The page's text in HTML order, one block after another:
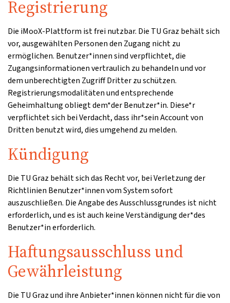
Registrierung
Die iMooX-Plattform ist frei nutzbar. Die TU Graz behält sich
vor, ausgewählten Personen den Zugang nicht zu
ermöglichen. Benutzer*innen sind verpflichtet, die
Zugangsinformationen vertraulich zu behandeln und vor
dem unberechtigten Zugriff Dritter zu schützen.
Registrierungsmodalitäten und entsprechende
Geheimhaltung obliegt dem*der Benutzer*in. Diese*r
verpflichtet sich bei Verdacht, dass ihr*sein Account von
Dritten benutzt wird, dies umgehend zu melden.
Kündigung
Die TU Graz behält sich das Recht vor, bei Verletzung der
Richtlinien Benutzer*innen vom System sofort
auszuschließen. Die Angabe des Ausschlussgrundes ist nicht
erforderlich, und es ist auch keine Verständigung der*des
Benutzer*in erforderlich.
Haftungsausschluss und
Gewährleistung
Die TU Graz und ihre Anbieter*innen können nicht für die von